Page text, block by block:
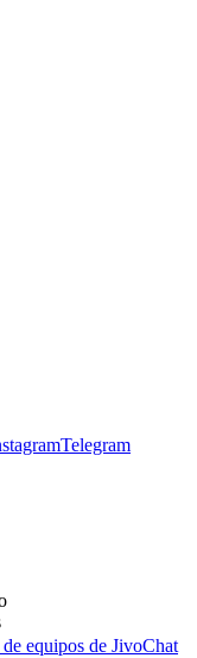
Telegram
equipos de JivoChat